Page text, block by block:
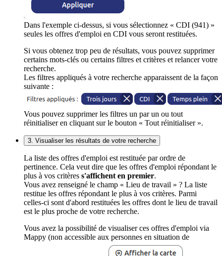
Dans l'exemple ci-dessus, si vous sélectionnez « CDI (941) »
seules les offres d'emploi en CDI vous seront restituées.
Si vous obtenez trop peu de résultats, vous pouvez supprimer
certains mots-clés ou certains filtres et critères et relancer votre
recherche.
Les filtres appliqués à votre recherche apparaissent de la façon
suivante :
Vous pouvez supprimer les filtres un par un ou tout
réinitialiser en cliquant sur le bouton « Tout réinitialiser ».
3. Visualiser les résultats de votre recherche
La liste des offres d'emploi est restituée par ordre de
pertinence. Cela veut dire que les offres d'emploi répondant le
plus à vos critères s'affichent en premier.
Vous avez renseigné le champ « Lieu de travail » ? La liste
restitue les offres répondant le plus à vos critères. Parmi
celles-ci sont d'abord restituées les offres dont le lieu de travail
est le plus proche de votre recherche.
Vous avez la possibilité de visualiser ces offres d'emploi via
Mappy (non accessible aux personnes en situation de